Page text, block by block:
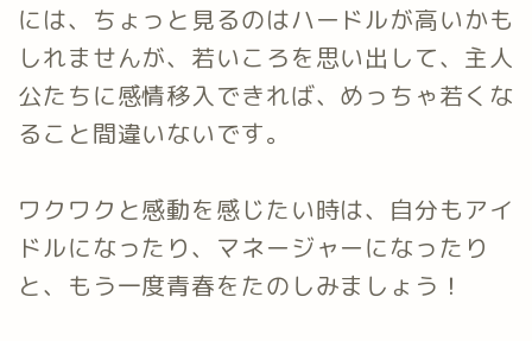
には、ちょっと見るのはハードルが高いかも
しれませんが、若いころを思い出して、主人
公たちに感情移入できれば、めっちゃ若くな
ること間違いないです。
ワクワクと感動を感じたい時は、自分もアイ
ドルになったり、マネージャーになったり
と、もう一度青春をたのしみましょう！